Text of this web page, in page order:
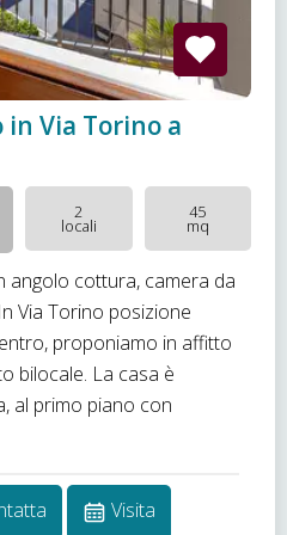
Via Torino a
2
locali
45
mq
angolo cottura, camera da
Via Torino posizione
proponiamo in affitto
bilocale. La casa è
al primo piano con
Visita